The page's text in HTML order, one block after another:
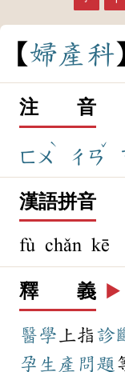
婦產 科
注 音
ㄈㄨ
ˋ
ㄔㄢ
ˇ
漢語拼音
fù chǎn kē
釋 義 ▶️
醫學 上指 診
孕 生產 問題